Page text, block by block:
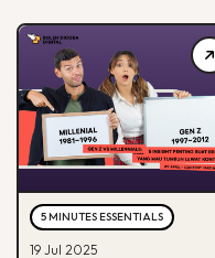
5 MINUTES ESSENTIALS
19 Jul 2025